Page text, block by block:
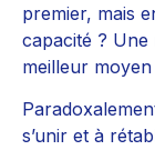
premier, mais
capacité ? Une
meilleur
s’unir et à